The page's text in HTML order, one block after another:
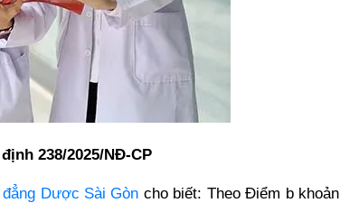
238/2025/NĐ-CP
Dược Sài Gòn cho biết: Theo Điểm b khoản